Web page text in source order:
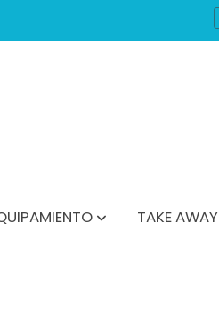
TAKE AWAY